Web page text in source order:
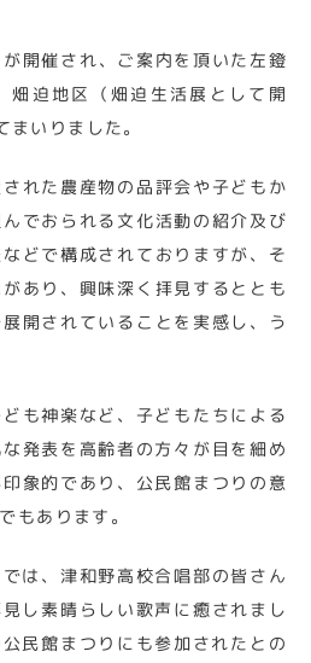
開催され、ご案内を頂いた左鐙
畑迫地区（畑迫生活展として開
いりました。
れた農産物の品評会や子どもか
でおられる文化活動の紹介及び
どで構成されておりますが、そ
あり、興味深く拝見するととも
開されていることを実感し、う
も神楽など、子どもたちによる
発表を高齢者の方々が目を細め
象的であり、公民館まつりの意
もあります。
は、津和野高校合唱部の皆さん
し素晴らしい歌声に癒されまし
民館まつりにも参加されたとの